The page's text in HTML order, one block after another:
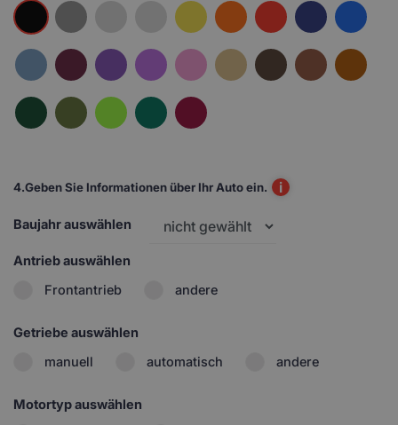
4.Geben Sie Informationen über Ihr Auto ein. i
Baujahr auswählen
Antrieb auswählen
Frontantrieb
andere
Getriebe auswählen
manuell
automatisch andere
Motortyp auswählen